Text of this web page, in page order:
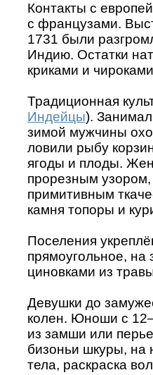
Контакты с
с французами.
1731 были
Индию. Остатки
криками и
Традиционная
Индейцы).
зимой мужчины
ловили рыбу
ягоды и плоды.
прорезным узором,
примитивным
камня топоры и
Поселения
прямоугольное,
циновками из
Девушки до
колен. Юноши с
из замши или
бизоньи шкуры, на
тела, раскраска